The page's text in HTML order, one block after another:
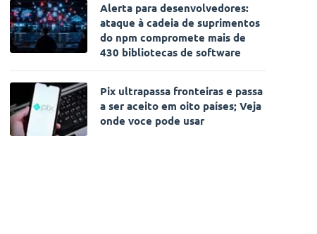
Alerta para desenvolvedores:
ataque à cadeia de suprimentos
do npm compromete mais de
430 bibliotecas de software
Pix ultrapassa fronteiras e passa
a ser aceito em oito países; Veja
onde voce pode usar